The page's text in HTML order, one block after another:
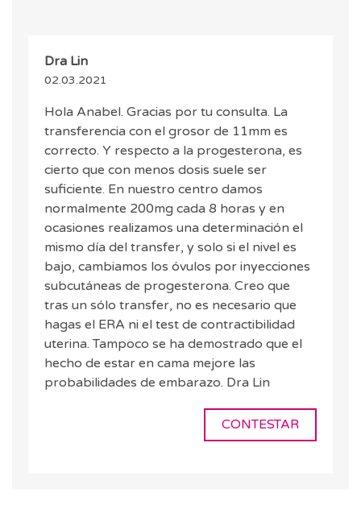
Dra Lin
02.03.2021
Hola Anabel. Gracias por tu consulta. La
transferencia con el grosor de 11mm es
correcto. Y respecto a la progesterona, es
cierto que con menos dosis suele ser
suficiente. En nuestro centro damos
normalmente 200mg cada 8 horas y en
ocasiones realizamos una determinación el
mismo día del transfer, y solo si el nivel es
bajo, cambiamos los óvulos por inyecciones
subcutáneas de progesterona. Creo que
tras un sólo transfer, no es necesario que
hagas el ERA ni el test de contractibilidad
uterina. Tampoco se ha demostrado que el
hecho de estar en cama mejore las
probabilidades de embarazo. Dra Lin
CONTESTAR